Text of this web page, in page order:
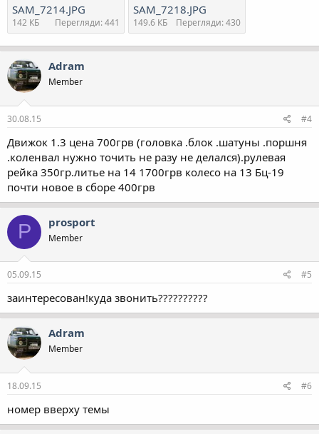
SAM_7214.JPG
142 КБ Перегляди: 441
SAM_7218.JPG
149.6 КБ Перегляди: 430
Adram
Member
30.08.15 #4
Движок 1.3 цена 700грв (головка .блок .шатуны .поршня
.коленвал нужно точить не разу не делался).рулевая
рейка 350гр.литье на 14 1700грв колесо на 13 Бц-19
почти новое в сборе 400грв
P prosport
Member
05.09.15 #5
заинтересован!куда звонить??????????
Adram
Member
18.09.15 #6
номер вверху темы